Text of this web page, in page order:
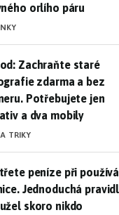
orlího páru
Zachraňte staré
Zachraňte staré
zdarma a bez
Potřebujete jen
a dva mobily
TRIKY
peníze při
peníze při
Jednoduchá
skoro nikdo